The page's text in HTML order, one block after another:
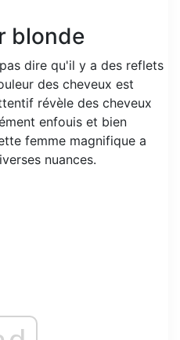
blonde
dire qu'il y a des reflets
des cheveux est
révèle des cheveux
enfouis et bien
femme magnifique a
nuances.